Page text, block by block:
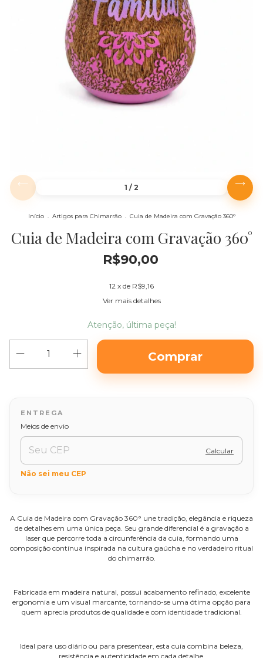
1 / 2
Início . Artigos para Chimarrão . Cuia de Madeira com Gravação 360°
Cuia de Madeira com Gravação 360°
R$90,00
12 x de R$9,16
Ver mais detalhes
Atenção, última peça!
Entregas para o CEP:
Meios de envio
Calcular
Não sei meu CEP
A Cuia de Madeira com Gravação 360° une tradição, elegância e riqueza
de detalhes em uma única peça. Seu grande diferencial é a gravação a
laser que percorre toda a circunferência da cuia, formando uma
composição contínua inspirada na cultura gaúcha e no verdadeiro ritual
do chimarrão.
Fabricada em madeira natural, possui acabamento refinado, excelente
ergonomia e um visual marcante, tornando-se uma ótima opção para
quem aprecia produtos de qualidade e com identidade tradicional.
Ideal para uso diário ou para presentear, esta cuia combina beleza,
resistência e autenticidade em cada detalhe.